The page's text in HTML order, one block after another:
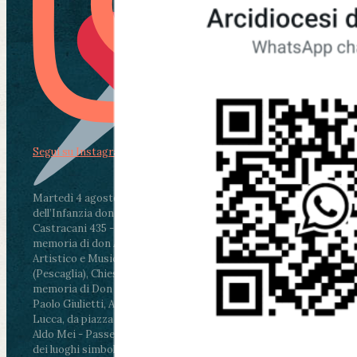
Martedì 4 agosto2026
ore 11:30 - Lucca, Scuola
dell’Infanzia don Aldo Mei - Viale Castruccio
Castracani 435 - Inaugurazione murales in
memoria di don Aldo Mei curato dal Liceo
Artistico e Musicale “Passaglia”
ore 18 - Fiano
(Pescaglia), Chiesa parrocchiale - Messa in
memoria di Don Aldo Mei celebrata da mons.
Paolo Giulietti, Arcivescovo di Lucca
ore 20.30 -
Lucca, da piazza San Michele al Cippo di don
Aldo Mei - Passeggiata della Memoria in alcuni
dei luoghi simbolo della città. Ritrovo alle ore
Segui su Instagram